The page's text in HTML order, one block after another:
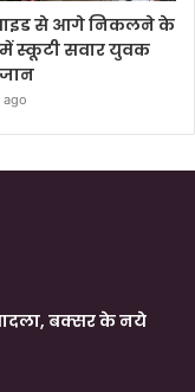
से आगे निकलने के
स्कूटी सवार युवक
ago
बक्सर के नये